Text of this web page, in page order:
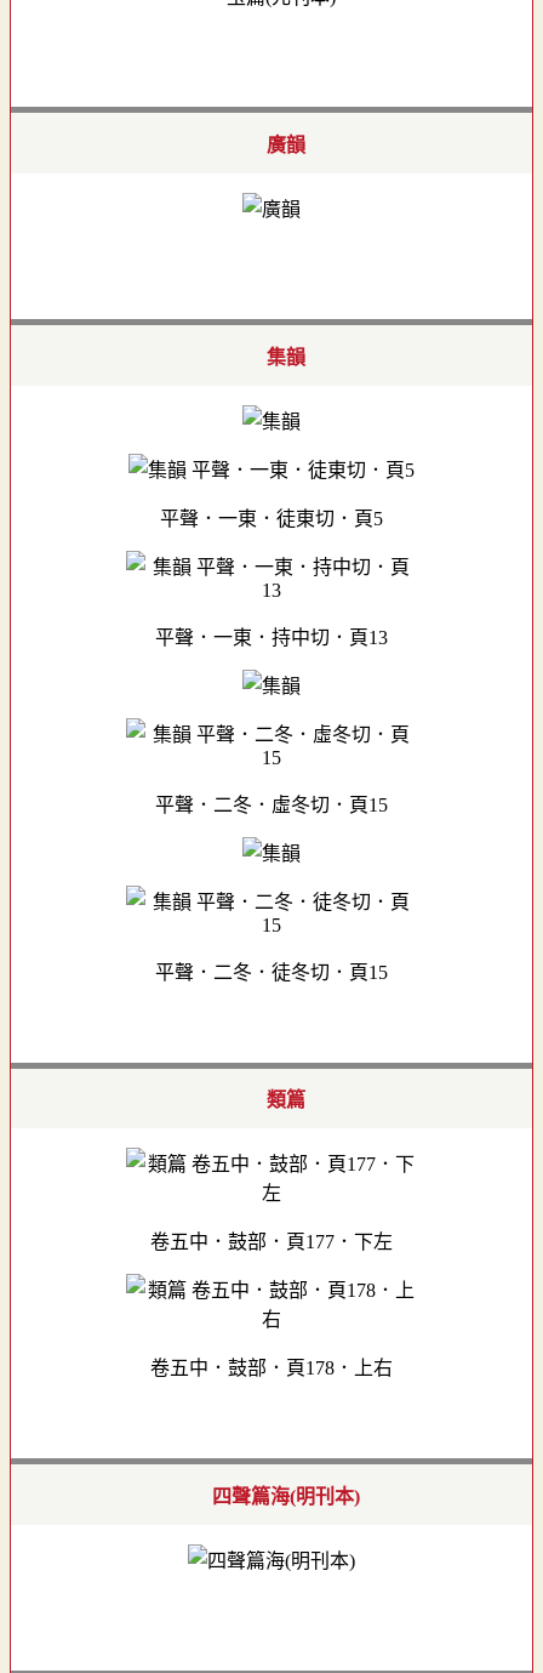
廣韻
集韻
平聲．一東．徒東切．頁5
平聲．一東．持中切．頁13
平聲．二冬．虛冬切．頁15
平聲．二冬．徒冬切．頁15
類篇
卷五中．鼓部．頁177．下左
卷五中．鼓部．頁178．上右
四聲篇海(明刊本)